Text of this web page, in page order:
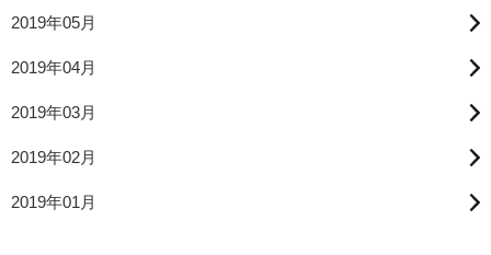
2019年05月
2019年04月
2019年03月
2019年02月
2019年01月